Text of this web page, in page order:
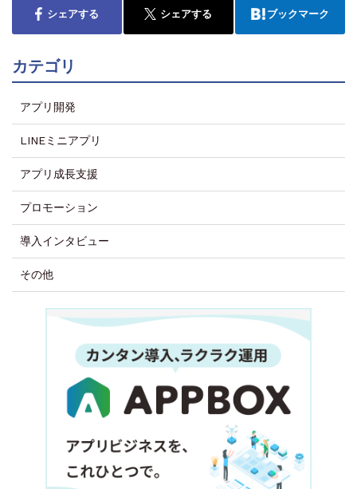
シェアする シェアする ブックマーク
カテゴリ
アプリ開発
LINEミニアプリ
アプリ成長支援
プロモーション
導入インタビュー
その他